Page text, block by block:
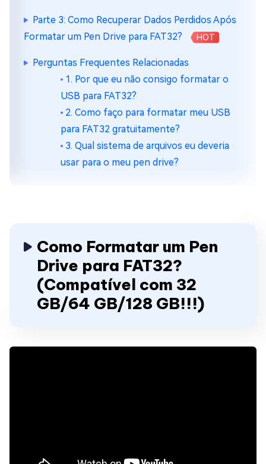
Parte 3: Como Recuperar Dados Perdidos Após
Formatar um Pen Drive para FAT32?
HOT
Perguntas Frequentes Relacionadas
1. Por que eu não consigo formatar o
USB para FAT32?
2. Como faço para formatar meu USB
para FAT32 gratuitamente?
3. Qual sistema de arquivos eu deveria
usar para o meu pen drive?
Como Formatar um Pen
Drive para FAT32?
(Compatível com 32
GB/64 GB/128 GB!!!)